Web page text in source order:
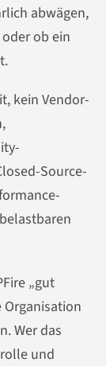
abwägen,
ob ein
kein Vendor-
Source-
„gut
Organisation
Wer das
und